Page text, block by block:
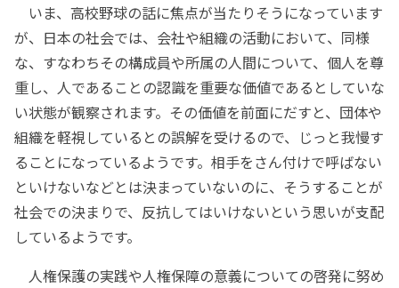
いま、高校野球の話に焦点が当たりそうになっています
が、日本の社会では、会社や組織の活動において、同様
な、すなわちその構成員や所属の人間について、個人を尊
重し、人であることの認識を重要な価値であるとしていな
い状態が観察されます。その価値を前面にだすと、団体や
組織を軽視しているとの誤解を受けるので、じっと我慢す
ることになっているようです。相手をさん付けで呼ばない
といけないなどとは決まっていないのに、そうすることが
社会での決まりで、反抗してはいけないという思いが支配
しているようです。
人権保護の実践や人権保障の意義についての啓発に努め